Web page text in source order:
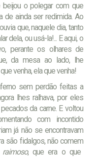
o polegar com que
de ainda ser redimida. Ao
que, naquele dia, tanto
dela, ou usá-la!... E aqui, o
perante os olhares de
da mesa ao lado, lhe
venha, ela que venha!
sem perdão feitas a
lhes ralhava, por eles
da carne. E voltou
com incontido
já não se encontravam
são fidalgos, não comem
raimoso, que era o que